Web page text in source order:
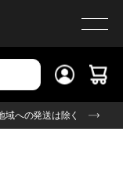
域への発送は除く